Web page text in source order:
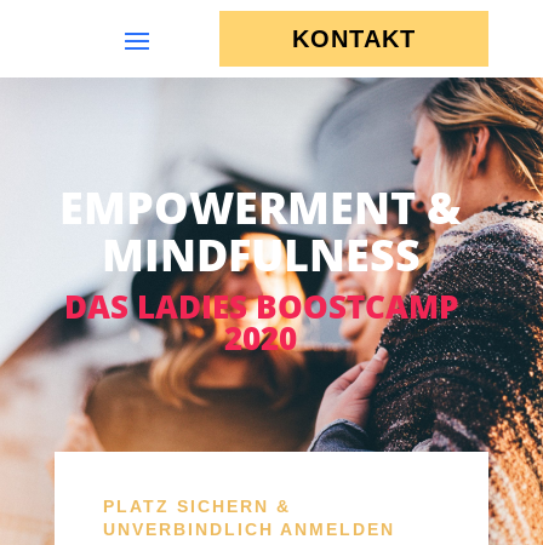
KONTAKT
EMPOWERMENT &
MINDFULNESS
DAS LADIES BOOSTCAMP
2020
PLATZ SICHERN &
UNVERBINDLICH ANMELDEN